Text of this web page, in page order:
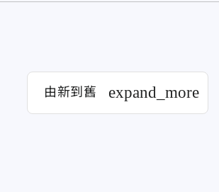
由新到舊 expand_more